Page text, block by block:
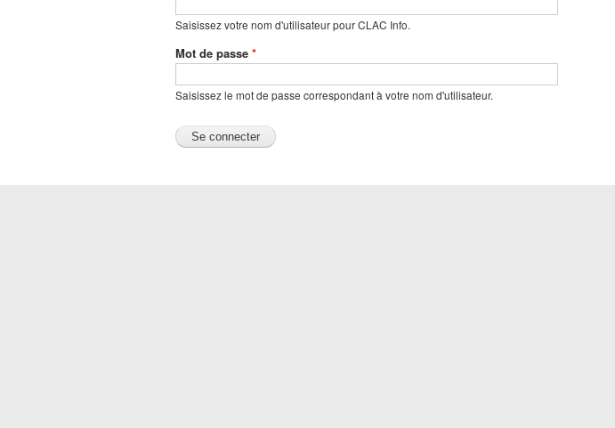
Saisissez votre nom d'utilisateur pour CLAC Info.
Mot de passe *
Saisissez le mot de passe correspondant à votre nom d'utilisateur.